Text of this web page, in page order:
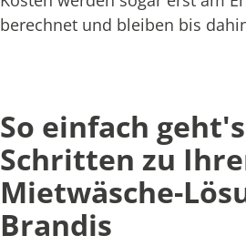
berechnet und bleiben bis
So einfach
Schritten zu
Mietwäsche-
Brandis